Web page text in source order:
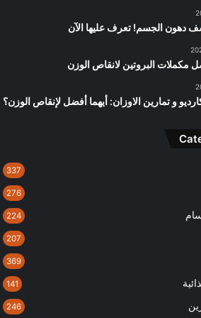
دهون الجسم! تعرف عليها الآن
و تمارين الاوزان: أيهما أفضل لإنقاص الوزن؟
337
276
224
207
369
141
246